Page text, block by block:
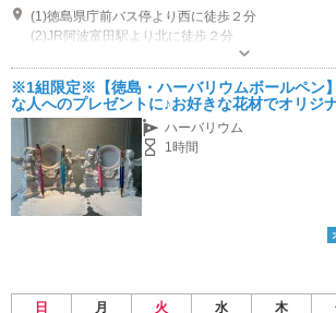
(1)徳島県庁前バス停より西に徒歩２分
(2)JR阿波富田駅より北に徒歩２分
営業時間：出張レッスン、レンタル作品など配達な
※1組限定※【徳島・ハーバリウムボールペン
な人へのプレゼントに♪お好きな花材でオリジ
ールペン作り体験☆ 女性にオススメ
ハーバリウム
1時間
日 月 火 水 木